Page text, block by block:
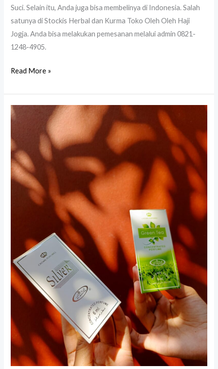
Suci. Selain itu, Anda juga bisa membelinya di Indonesia. Salah
satunya di Stockis Herbal dan Kurma Toko Oleh Oleh Haji
Jogja. Anda bisa melakukan pemesanan melalui admin 0821-
1248-4905.
Read More »
Parfum
Alkohol
dari
Arab:
Oleh-
Oleh
Eksklusif